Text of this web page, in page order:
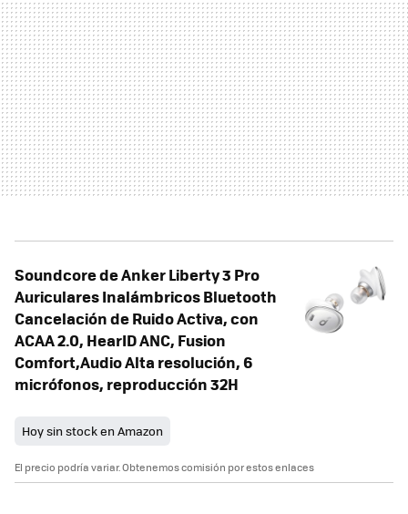
Soundcore de Anker Liberty 3 Pro
Auriculares Inalámbricos Bluetooth
Cancelación de Ruido Activa, con
ACAA 2.0, HearID ANC, Fusion
Comfort,Audio Alta resolución, 6
micrófonos, reproducción 32H
Hoy sin stock en Amazon
El precio podría variar. Obtenemos comisión por estos enlaces